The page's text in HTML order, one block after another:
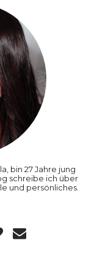
bin 27 Jahre jung
schreibe ich über
und persönliches.